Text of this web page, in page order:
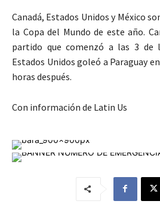
Canadá, Estados Unidos y México
la Copa del Mundo de este año.
partido que comenzó a las 3 de
Estados Unidos goleó a Paraguay
horas después.
Con información de Latin Us